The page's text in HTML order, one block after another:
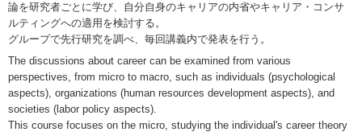
論を研究者ごとに学び、自分自身のキャリアの内省やキャリア・コンサ
ルティングへの適用を検討する。
グループで先行研究を調べ、毎回講義内で発表を行う。
The discussions about career can be examined from various
perspectives, from micro to macro, such as individuals (psychological
aspects), organizations (human resources development aspects), and
societies (labor policy aspects).
This course focuses on the micro, studying the individual's career theory